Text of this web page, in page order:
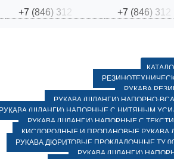
+7 (846) 31 +7 (846) 31
РУКАВА
РУКАВА (ШЛАНГИ) НАПОРНО-
(ШЛАНГИ) НАПОРНЫЕ С НИТЯНЫМ
РУКАВА (ШЛАНГИ) НАПОРНЫЕ С
КИСЛОРОДНЫЕ И ПРОПАНОВЫЕ РУКАВА
РУКАВА ДЮРИТОВЫЕ ПРОКЛАДОЧНЫЕ ТУ
РУКАВА (ШЛАНГИ)